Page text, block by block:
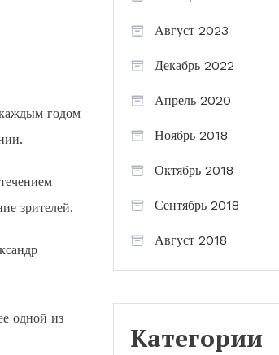
годом
зрителей.
одной из
Август 2023
Декабрь 2022
Апрель 2020
Ноябрь 2018
Октябрь 2018
Сентябрь 2018
Август 2018
Категории